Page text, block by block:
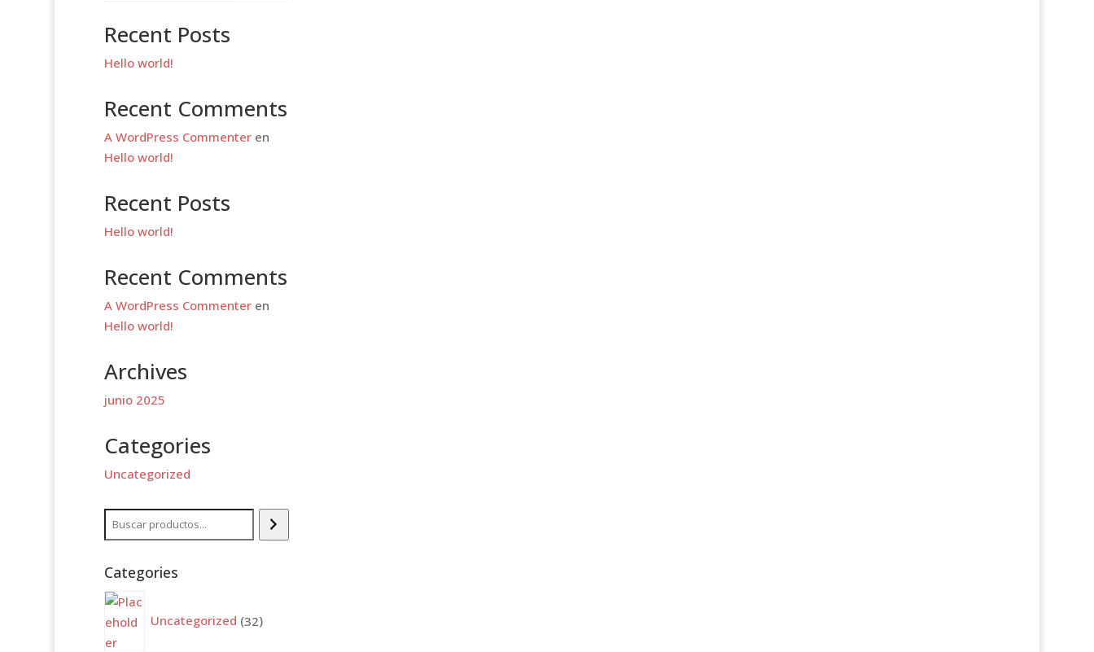
Recent Posts
Hello world!
Recent Comments
A WordPress Commenteren
Hello world!
Recent Posts
Hello world!
Recent Comments
A WordPress Commenteren
Hello world!
Archives
junio 2025
Categories
Uncategorized
Buscar
Categories
Uncategorized 32productos